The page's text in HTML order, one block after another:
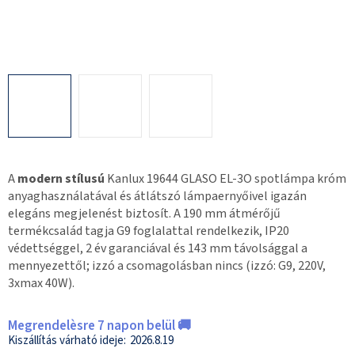
Amodern stílusú Kanlux 19644 GLASO EL-3O spotlámpa króm
anyaghasználatával és átlátszó lámpaernyőivel igazán
elegáns megjelenést biztosít. A 190 mm átmérőjű
termékcsalád tagja G9 foglalattal rendelkezik, IP20
védettséggel, 2 év garanciával és 143 mm távolsággal a
mennyezettől; izzó a csomagolásban nincs (izzó: G9, 220V,
3xmax 40W).
Megrendelèsre 7 napon belül 🚚
2026.8.19